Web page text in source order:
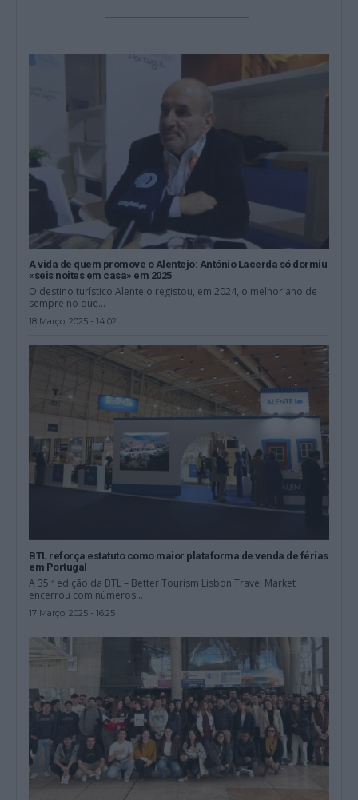
A vida de quem promove o Alentejo: António Lacerda só dormiu
«seis noites em casa» em 2025
O destino turístico Alentejo registou, em 2024, o melhor ano de
sempre no que...
18 Março, 2025 - 14:02
BTL reforça estatuto como maior plataforma de venda de férias
em Portugal
A 35.ª edição da BTL – Better Tourism Lisbon Travel Market
encerrou com números...
17 Março, 2025 - 16:25